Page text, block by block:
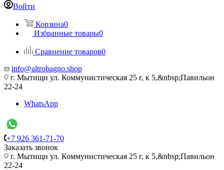
Войти
Корзина0
Избранные товары0
Сравнение товаров0
info@altrobagno.shop
г. Мытищи ул. Коммунистическая 25 г, к 5,&nbsp;Павильон
22-24
WhatsApp
+7 926 361-71-70
Заказать звонок
г. Мытищи ул. Коммунистическая 25 г, к 5,&nbsp;Павильон
22-24